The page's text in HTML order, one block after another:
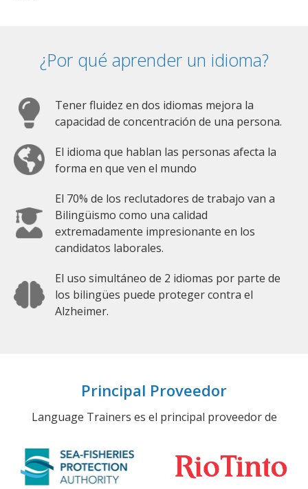
¿Por qué aprender un idioma?
Tener fluidez en dos idiomas mejora la
capacidad de concentración de una persona.
El idioma que hablan las personas afecta la
forma en que ven el mundo
El 70% de los reclutadores de trabajo van a
Bilingüismo como una calidad
extremadamente impresionante en los
candidatos laborales.
El uso simultáneo de 2 idiomas por parte de
los bilingües puede proteger contra el
Alzheimer.
Principal Proveedor
Language Trainers es el principal proveedor de